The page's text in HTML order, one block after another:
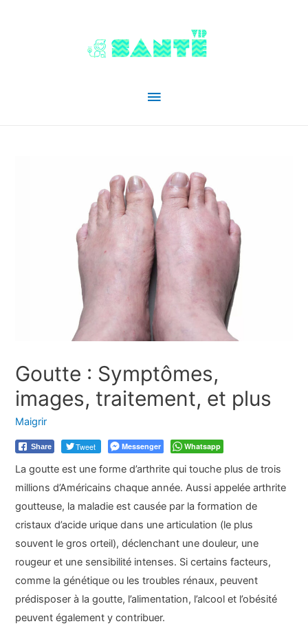
Menu
Goutte : Symptômes,
images, traitement, et plus
Maigrir
Share Tweet Messenger Whatsapp
La goutte est une forme d’arthrite qui touche plus de trois
millions d’Américains chaque année. Aussi appelée arthrite
goutteuse, la maladie est causée par la formation de
cristaux d’acide urique dans une articulation (le plus
souvent le gros orteil), déclenchant une douleur, une
rougeur et une sensibilité intenses. Si certains facteurs,
comme la génétique ou les troubles rénaux, peuvent
prédisposer à la goutte, l’alimentation, l’alcool et l’obésité
peuvent également y contribuer.